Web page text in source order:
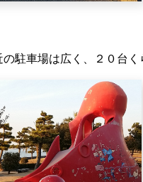
駐車場は広く、２０台く